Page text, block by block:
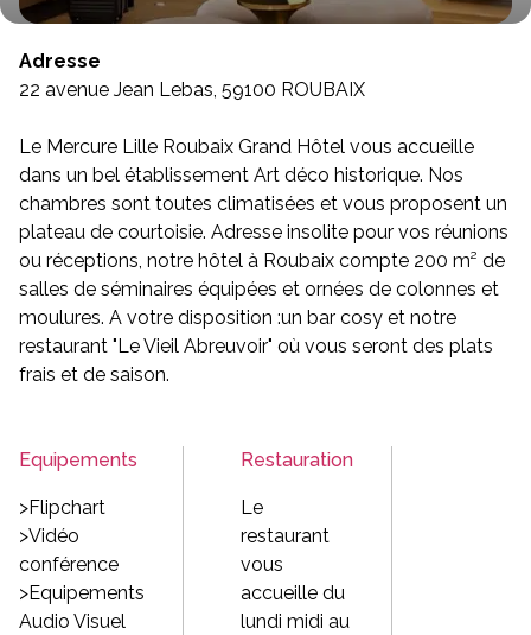
Adresse
22 avenue Jean Lebas, 59100 ROUBAIX
Le Mercure Lille Roubaix Grand Hôtel vous accueille
dans un bel établissement Art déco historique. Nos
chambres sont toutes climatisées et vous proposent un
plateau de courtoisie. Adresse insolite pour vos réunions
ou réceptions, notre hôtel à Roubaix compte 200 m² de
salles de séminaires équipées et ornées de colonnes et
moulures. A votre disposition :un bar cosy et notre
restaurant "Le Vieil Abreuvoir" où vous seront des plats
frais et de saison.
Equipements
>Flipchart
>Vidéo
conférence
>Equipements
Audio Visuel
Restauration
Le
restaurant
vous
accueille du
lundi midi au